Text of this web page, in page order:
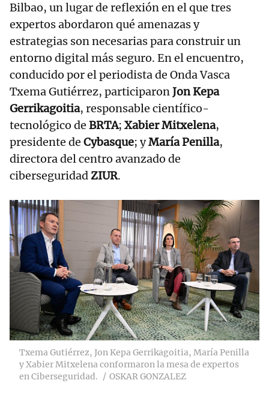
Bilbao, un lugar de reflexión en el que tres
expertos abordaron qué amenazas y
estrategias son necesarias para construir un
entorno digital más seguro. En el encuentro,
conducido por el periodista de Onda Vasca
Txema Gutiérrez, participaronJon Kepa
Gerrikagoitia, responsable científico-
tecnológico de BRTA; Xabier Mitxelena,
presidente de Cybasque; yMaría Penilla,
directora del centro avanzado de
ciberseguridadZIUR.
Txema Gutiérrez, Jon Kepa Gerrikagoitia, María Penilla
y Xabier Mitxelena conformaron la mesa de expertos
en Ciberseguridad.
OSKAR GONZALEZ